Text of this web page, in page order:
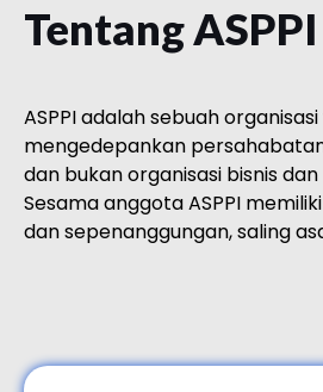
Tentang ASPPI
ASPPI adalah sebuah
mengedepankan
dan bukan organisasi bisnis
Sesama anggota ASPPI
dan sepenanggungan, saling